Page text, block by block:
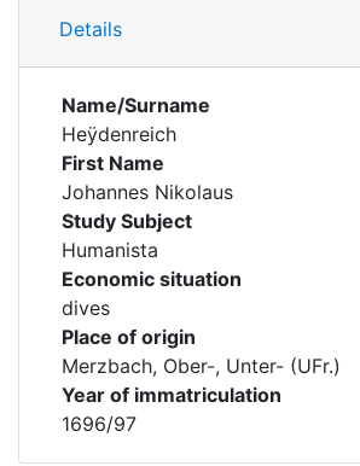
Details
Name/Surname
Heÿdenreich
First Name
Johannes Nikolaus
Study Subject
Humanista
Economic situation
dives
Place of origin
Merzbach, Ober-, Unter- (UFr.)
Year of immatriculation
1696/97